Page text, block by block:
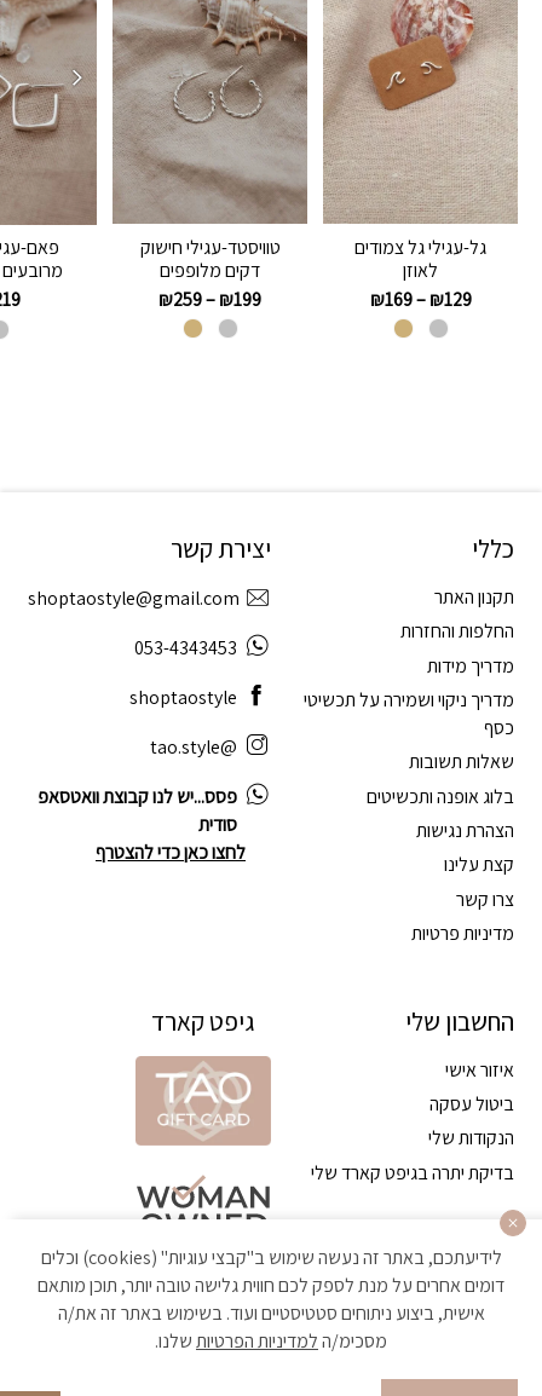
גל-עגילי גל צמודים
לאוזן
₪129
–
₪169
טוויסטד-עגילי חישוק
דקים מלופפים
₪199
–
₪259
פאם-
מרובעים
כללי
תקנון האתר
החלפות והחזרות
מדריך מידות
מדריך ניקוי ושמירה על תכשיטי
כסף
שאלות תשובות
בלוג אופנה ותכשיטים
הצהרת נגישות
קצת עלינו
צרו קשר
מדיניות פרטיות
החשבון שלי
איזור אישי
ביטול עסקה
הנקודות שלי
בדיקת יתרה בגיפט קארד שלי
יצירת קשר
shoptaostyle@gmail.com
053-4343453
shoptaostyle
@tao.style
פסס...יש לנו קבוצת וואטסאפ
סודית
לחצו כאן כדי להצטרף
גיפט קארד
הקניה באתר מאובטחת ועומדת בתקן האבטחה הגבוה ביותר
לידיעתכם, באתר זה נעשה שימוש ב"קבצי עוגיות" (cookies) וכלים
דומים אחרים על מנת לספק לכם חווית גלישה טובה יותר, תוכן מותאם
אישית, ביצוע ניתוחים סטטיסטיים ועוד. בשימוש באתר זה את/ה
מסכימ/הלמדיניות הפרטיותשלנו.